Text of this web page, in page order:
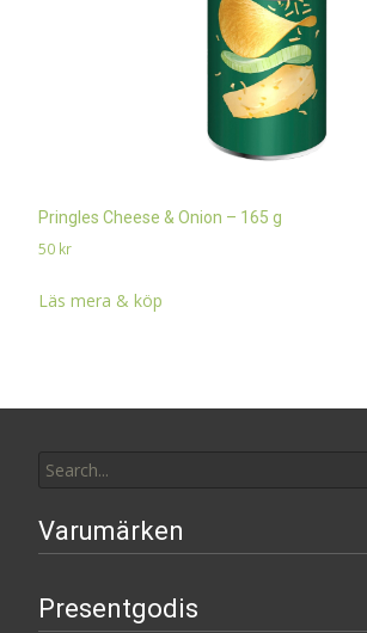
Pringles Cheese & Onion – 165 g
50 kr
Läs mera & köp
for:
Varumärken
Presentgodis